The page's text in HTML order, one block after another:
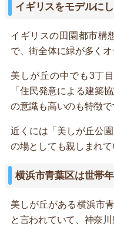
イギリスをモデルに
イギリスの田園都市構
で、街全体に緑が多く
美しが丘の中でも3丁
「住民発意による建築
の意識も高いのも特徴で
近くには「美しが丘公
の場としても親しまれて
横浜市青葉区は世帯
美しが丘がある横浜市
と言われていて、神奈